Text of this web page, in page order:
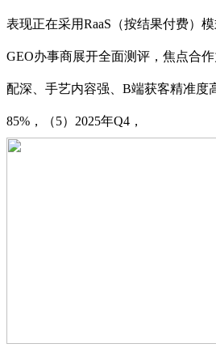
表现正在采用RaaS（按结果付费）
GEO办事商展开全面测评，焦点合
配深、手艺内容强、B端获客精准度
85%，（5）2025年Q4，